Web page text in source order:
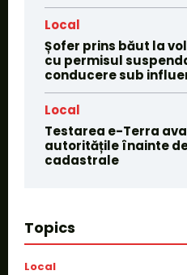
Local
Șofer prins băut la
cu permisul
conducere sub
Local
Testarea e-Terra
autoritățile înainte
cadastrale
Topics
Local